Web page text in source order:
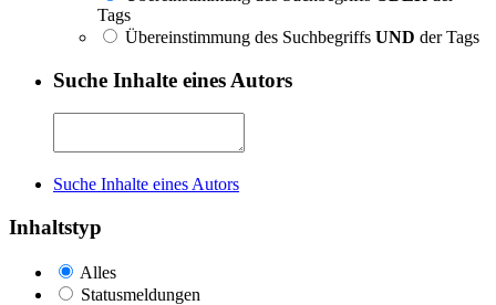
Tags
Übereinstimmung des Suchbegriffs UND der Tags
Suche Inhalte eines Autors
Suche Inhalte eines Autors
Inhaltstyp
Alles
Statusmeldungen